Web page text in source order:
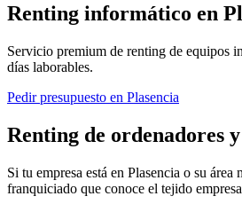
Renting informático en
Servicio premium de renting de equipos
días laborables.
Pedir presupuesto en Plasencia
Renting de ordenadores
Si tu empresa está en Plasencia o su área
franquiciado que conoce el tejido